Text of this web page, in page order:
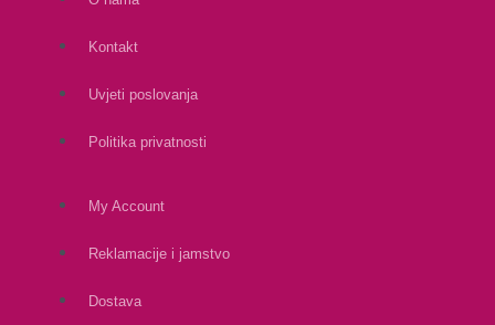
Kontakt
Uvjeti poslovanja
Politika privatnosti
My Account
Reklamacije i jamstvo
Dostava